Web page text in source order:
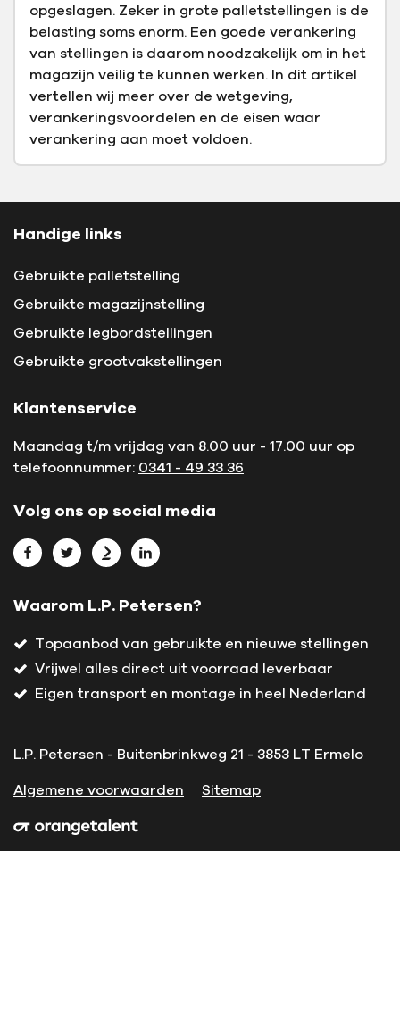
opgeslagen. Zeker in grote palletstellingen is de
belasting soms enorm. Een goede verankering
van stellingen is daarom noodzakelijk om in het
magazijn veilig te kunnen werken. In dit artikel
vertellen wij meer over de wetgeving,
verankeringsvoordelen en de eisen waar
verankering aan moet voldoen.
Handige links
Gebruikte palletstelling
Gebruikte magazijnstelling
Gebruikte legbordstellingen
Gebruikte grootvakstellingen
Klantenservice
Maandag t/m vrijdag van 8.00 uur - 17.00 uur op
telefoonnummer: 0341 - 49 33 36
Volg ons op social media
Bekijk L.P. Petersen op Facebook
Bekijk L.P. Petersen op Twitter
Bekijk L.P. Petersen op Marktplaats
Bekijk L.P. Petersen op LinkedIn
Waarom L.P. Petersen?
Topaanbod van gebruikte en nieuwe stellingen
Vrijwel alles direct uit voorraad leverbaar
Eigen transport en montage in heel Nederland
L.P. Petersen - Buitenbrinkweg 21 - 3853 LT Ermelo
Algemene voorwaarden Sitemap